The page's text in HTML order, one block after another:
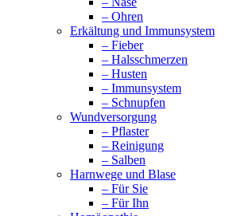
– Ohren
Erkältung und Immunsystem
– Fieber
– Halsschmerzen
– Husten
– Immunsystem
– Schnupfen
Wundversorgung
– Pflaster
– Reinigung
– Salben
Harnwege und Blase
– Für Sie
– Für Ihn